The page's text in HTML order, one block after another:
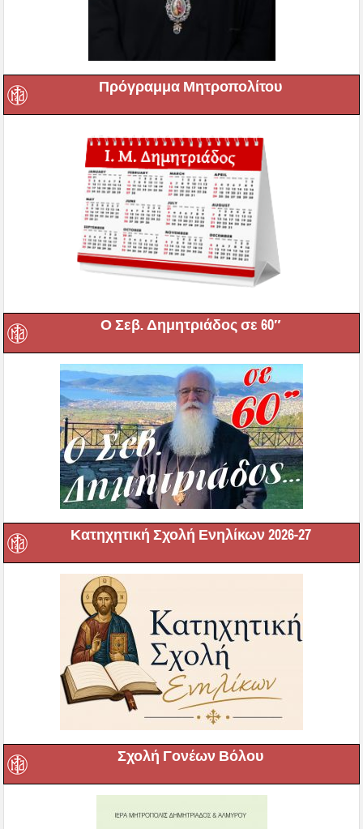
Πρόγραμμα Μητροπολίτου
Ο Σεβ. Δημητριάδος σε 60″
Κατηχητική Σχολή Ενηλίκων 2026-27
Σχολή Γονέων Βόλου